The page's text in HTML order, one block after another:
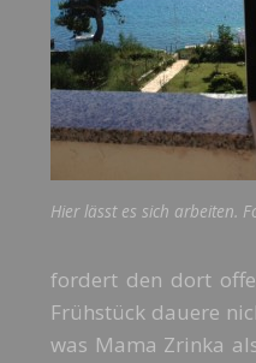
Hier lässt es sich arbeiten.
fordert den dort
Frühstück dauere
was Mama Zrinka